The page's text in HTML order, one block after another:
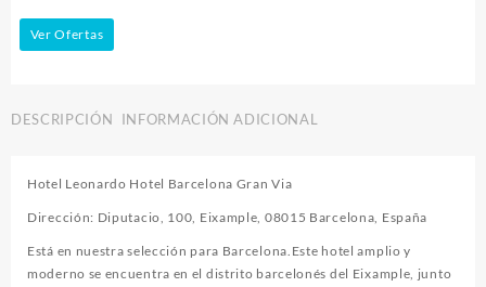
Ver Ofertas
DESCRIPCIÓN INFORMACIÓN ADICIONAL
Hotel Leonardo Hotel Barcelona Gran Via
Dirección: Diputacio, 100, Eixample, 08015 Barcelona, España
Está en nuestra selección para Barcelona.Este hotel amplio y
moderno se encuentra en el distrito barcelonés del Eixample, junto